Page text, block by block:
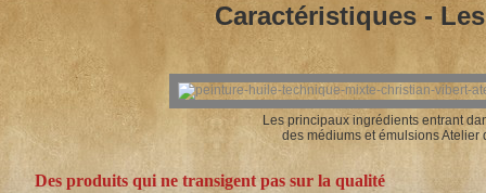
Caractéristiques -
Les principaux ingrédients entrant
des médiums et émulsions Atelier
Des produits qui ne transigent pas sur la qualité